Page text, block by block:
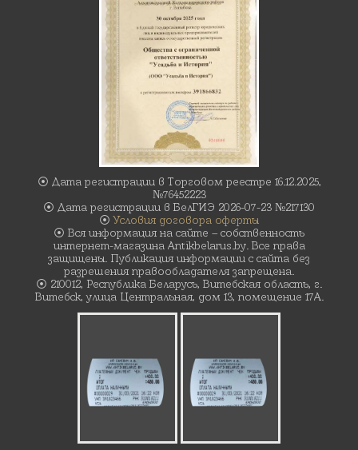
⦿ Дата регистрации в Торговом реестре 16.12.2025,
№76452223
⦿ Дата регистрации в БелГИЭ 2026-07-23 №217130
⦿Условия договора оферты
⦿ Вся информация на сайте – собственность
интернет-магазина Antikbelarus.by. Все права
защищены. Публикация информации с сайта без
разрешения правообладателя запрещена.
⦿ 210012, Республика Беларусь, Витебская область, г.
Витебск, улица Центральная, дом 13, помещение 17А.